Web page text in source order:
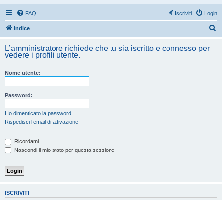
FAQ Login
Iscriviti
Indice
c
L’amministratore richiede che tu sia iscritto e connesso per
vedere i profili utente.
Nome utente:
Password:
Ho dimenticato la password
Rispedisci l’email di attivazione
Ricordami
Nascondi il mio stato per questa sessione
ISCRIVITI